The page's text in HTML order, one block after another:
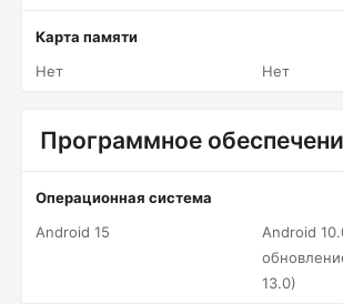
Карта памяти
Нет
Нет
Программное
Операционная система
Android 15
Android
13.0)